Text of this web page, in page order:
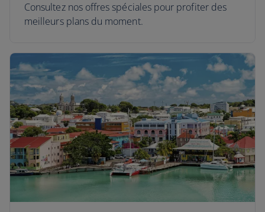
Consultez nos offres spéciales pour profiter des
meilleurs plans du moment.